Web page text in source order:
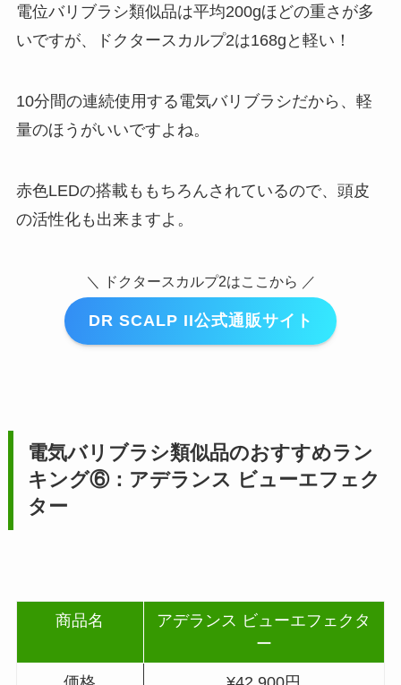
電位バリブラシ類似品は平均200gほどの重さが多
いですが、ドクタースカルプ2は168gと軽い！
10分間の連続使用する電気バリブラシだから、軽
量のほうがいいですよね。
赤色LEDの搭載ももちろんされているので、頭皮
の活性化も出来ますよ。
＼ ドクタースカルプ2はここから ／
DR SCALP II公式通販サイト
電気バリブラシ類似品のおすすめラン
キング⑥：アデランス ビューエフェク
ター
商品名
アデランス ビューエフェクタ
ー